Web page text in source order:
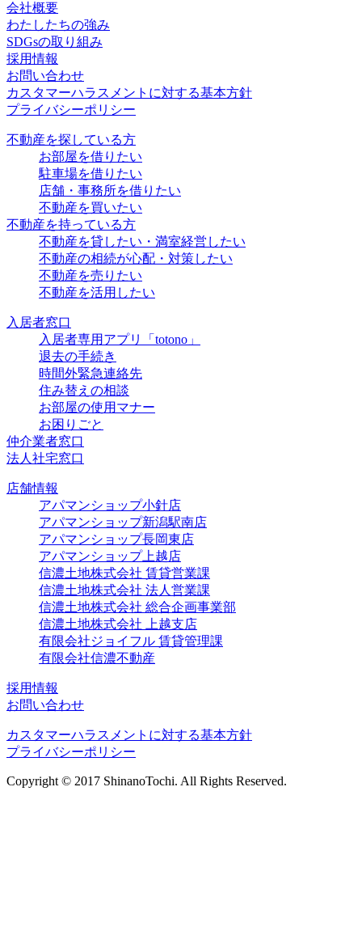
会社概要
わたしたちの強み
SDGsの取り組み
採用情報
お問い合わせ
カスタマーハラスメントに対する基本方針
プライバシーポリシー
不動産を探している方
お部屋を借りたい
駐車場を借りたい
店舗・事務所を借りたい
不動産を買いたい
不動産を持っている方
不動産を貸したい・満室経営したい
不動産の相続が心配・対策したい
不動産を売りたい
不動産を活用したい
入居者窓口
入居者専用アプリ「totono」
退去の手続き
時間外緊急連絡先
住み替えの相談
お部屋の使用マナー
お困りごと
仲介業者窓口
法人社宅窓口
店舗情報
アパマンショップ小針店
アパマンショップ新潟駅南店
アパマンショップ長岡東店
アパマンショップ上越店
信濃土地株式会社 賃貸営業課
信濃土地株式会社 法人営業課
信濃土地株式会社 総合企画事業部
信濃土地株式会社 上越支店
有限会社ジョイフル 賃貸管理課
有限会社信濃不動産
採用情報
お問い合わせ
カスタマーハラスメントに対する基本方針
プライバシーポリシー
Copyright © 2017 ShinanoTochi. All Rights Reserved.